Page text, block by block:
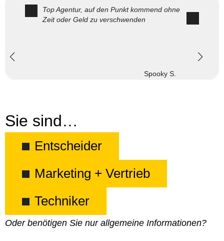
Top Agentur, auf den Punkt kommend ohne
Zeit oder Geld zu verschwenden
Spooky S.
Sie sind…
Entscheider
Marketing + Vertrieb
Techniker
Oder benötigen Sie nur allgemeine Informationen?